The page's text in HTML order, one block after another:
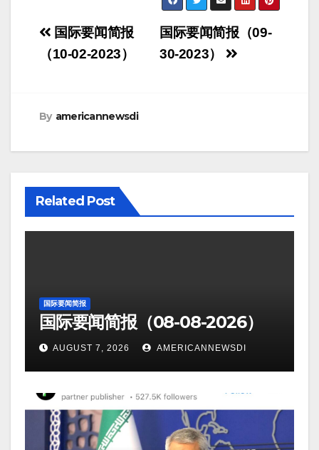
Post
navigation
国际要闻简报（09-
30-2023）
国际要闻简报
（10-02-2023）
By americannewsdi
Related Post
国际要闻简报
国际要闻简报（08-08-2026）
AUGUST 7, 2026 AMERICANNEWSDI